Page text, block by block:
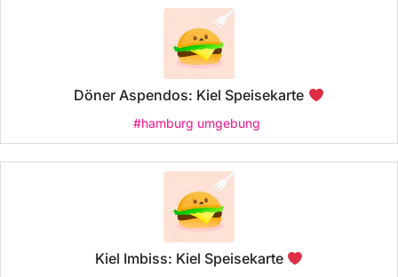
Döner Aspendos: Kiel Speisekarte
#hamburg umgebung
Kiel Imbiss: Kiel Speisekarte